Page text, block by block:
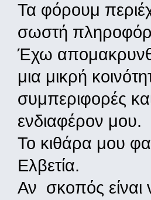
Τα φόρουμ
σωστή
Έχω
μια μικρή
συμπεριφορές
ενδιαφέρον μου.
Το κιθάρα μου
Ελβετία.
Αν σκοπός είναι